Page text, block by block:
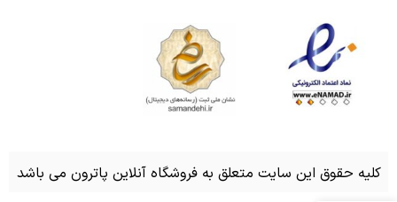
کلیه حقوق این سایت متعلق به فروشگاه آنلاین پاترون می باشد